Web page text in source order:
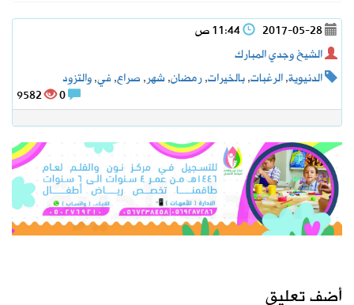
2017-05-28
الشيخ وجدي المبارك
الدنيوية,الرغبات,بالخيرات,رمضان, شهر, صراع,في,والتزود
9582
أضف تعليق